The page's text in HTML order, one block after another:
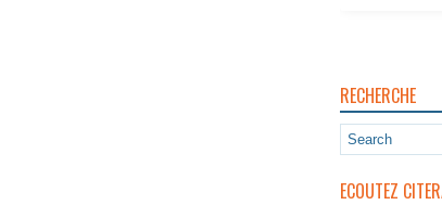
RECHERCHE
ECOUTEZ